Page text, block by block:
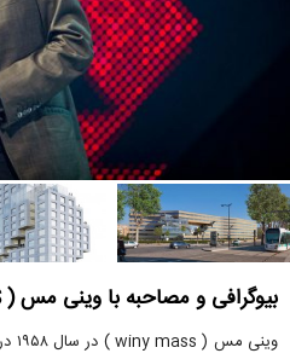
بیوگرافی و مصاحبه با وینی مس ( WINY MASS )